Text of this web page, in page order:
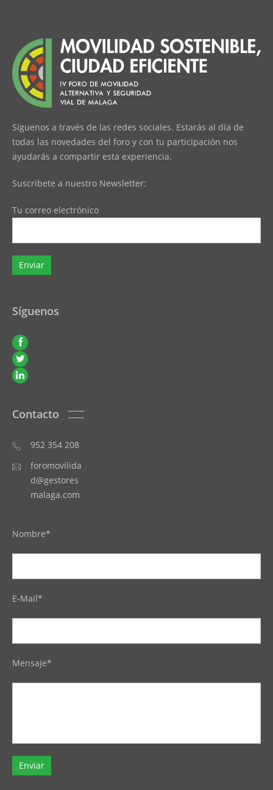
Síguenos a través de las redes sociales. Estarás al día de
todas las novedades del foro y con tu participación nos
ayudarás a compartir esta experiencia.
Suscribete a nuestro Newsletter:
Tu correo electrónico
Síguenos
Contacto
952 354 208
foromovilida
d@gestores
malaga.com
Nombre*
E-Mail*
Mensaje*